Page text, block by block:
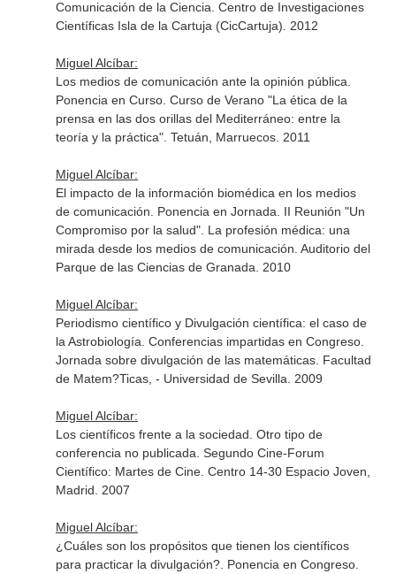
Comunicación de la Ciencia. Centro de Investigaciones
Científicas Isla de la Cartuja (CicCartuja). 2012
Miguel Alcíbar:
Los medios de comunicación ante la opinión pública.
Ponencia en Curso. Curso de Verano "La ética de la
prensa en las dos orillas del Mediterráneo: entre la
teoría y la práctica". Tetuán, Marruecos. 2011
Miguel Alcíbar:
El impacto de la información biomédica en los medios
de comunicación. Ponencia en Jornada. II Reunión "Un
Compromiso por la salud". La profesión médica: una
mirada desde los medios de comunicación. Auditorio del
Parque de las Ciencias de Granada. 2010
Miguel Alcíbar:
Periodismo científico y Divulgación científica: el caso de
la Astrobiología. Conferencias impartidas en Congreso.
Jornada sobre divulgación de las matemáticas. Facultad
de Matem?Ticas, - Universidad de Sevilla. 2009
Miguel Alcíbar:
Los científicos frente a la sociedad. Otro tipo de
conferencia no publicada. Segundo Cine-Forum
Científico: Martes de Cine. Centro 14-30 Espacio Joven,
Madrid. 2007
Miguel Alcíbar:
¿Cuáles son los propósitos que tienen los científicos
para practicar la divulgación?. Ponencia en Congreso.